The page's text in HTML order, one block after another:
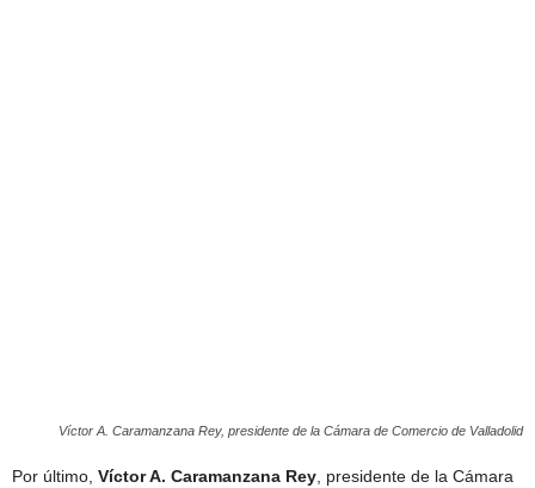
Víctor A. Caramanzana Rey, presidente de la Cámara de Comercio de Valladolid
Por último, Víctor A. Caramanzana Rey, presidente de la Cámara